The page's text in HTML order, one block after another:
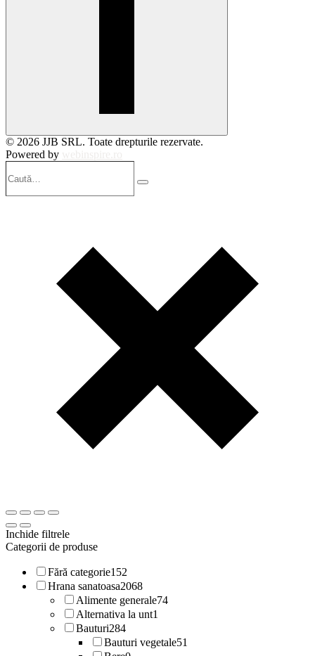
© 2026 JJB SRL. Toate drepturile rezervate.
Powered by
Search
Inchide filtrele
Categorii de produse
Fără categorie152
Hrana sanatoasa2068
Alimente generale74
Alternativa la unt1
Bauturi284
Bauturi vegetale51